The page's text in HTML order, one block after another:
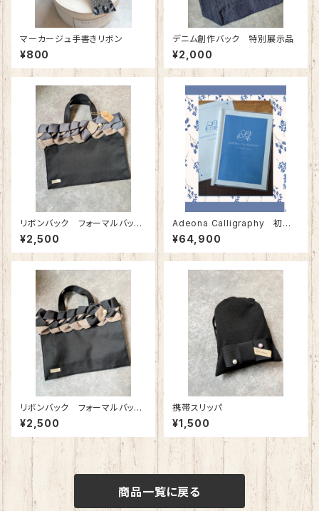
マーカージュ手書きリボン
¥800
デニム創作バック 特別展示品
¥2,000
リボンバック フォーマルバッ
ク 特別展示品
¥2,500
Adeona Calligraphy 初級
コース
¥64,900
リボンバック フォーマルバッ
ク 特別展示品
¥2,500
携帯スリッパ
¥1,500
商品一覧に戻る